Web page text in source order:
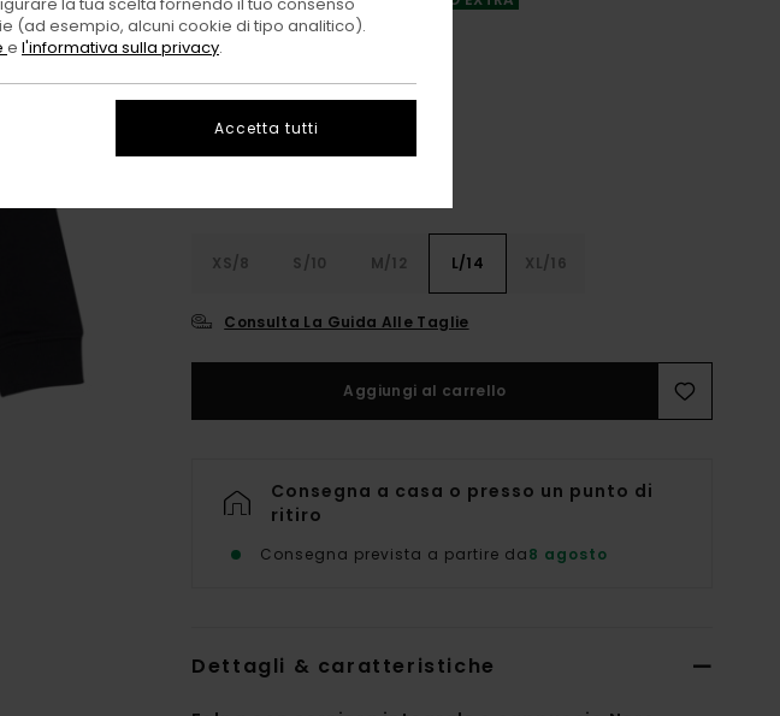
XS/8 S/10 M/12 L/14 XL/16
Consulta La Guida Alle Taglie
Aggiungi al carrello
Consegna a casa o presso un punto di
ritiro
Consegna prevista a partire da8 agosto
Dettagli & caratteristiche
(ad esempio, alcuni cookie di tipo analitico).
e l'informativa sulla privacy.
Accetta tutti